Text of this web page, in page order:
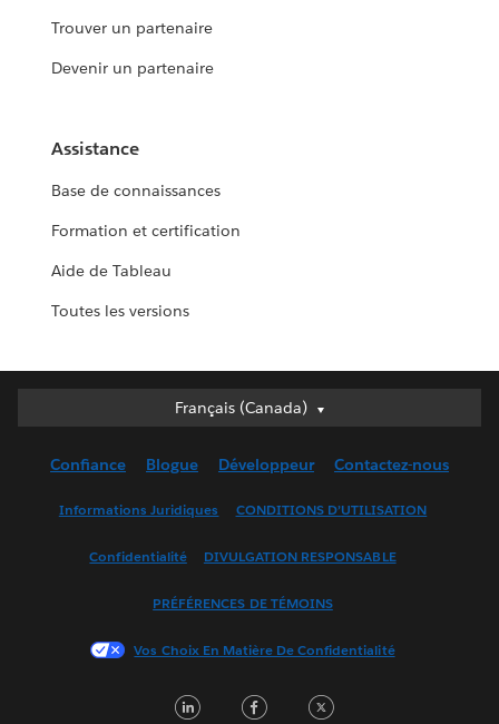
Trouver un partenaire
Devenir un partenaire
Assistance
Base de connaissances
Formation et certification
Aide de Tableau
Toutes les versions
Français (Canada)
Deutsch
English (US)
Français (France)
한국어
Português
Confiance Blogue Développeur Contactez-nous
Informations Juridiques CONDITIONS D’UTILISATION
Confidentialité DIVULGATION RESPONSABLE
PRÉFÉRENCES DE TÉMOINS
Vos Choix En Matière De Confidentialité
LinkedInFacebook